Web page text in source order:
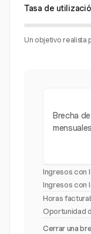
Tasa de
Un objetivo realista
Brecha
mensuales
Ingresos con
Ingresos con
Horas
Oportunidad
Cerrar una